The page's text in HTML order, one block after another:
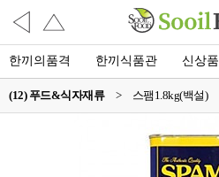
한끼의품격 한끼식품관 신상품
(12) 푸드&식자재류 > 스팸1.8kg(백설)